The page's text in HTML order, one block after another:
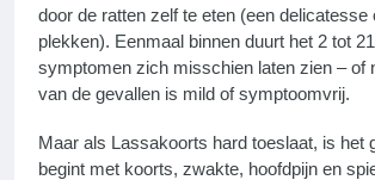
door de ratten zelf te eten (een delicatesse
plekken). Eenmaal binnen duurt het 2 tot
symptomen zich misschien laten zien – of
van de gevallen is mild of symptoomvrij.
Maar als Lassakoorts hard toeslaat, is het
begint met koorts, zwakte, hoofdpijn en